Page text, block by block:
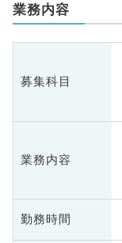
業務内容
募集科目
業務内容
勤務時間